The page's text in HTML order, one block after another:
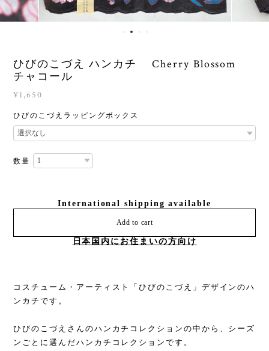
ひびのこづえ ハンカチ Cherry Blossom
チャコール
¥1,650
ひびのこづえラッピングボックス
数量
International shipping available
Add to cart
日本国内にお住まいの方向け
コスチューム・アーティスト「ひびのこづえ」デザインのハ
ンカチです。
ひびのこづえさんのハンカチコレクションの中から、シーズ
ンごとに選んだハンカチコレクションです。